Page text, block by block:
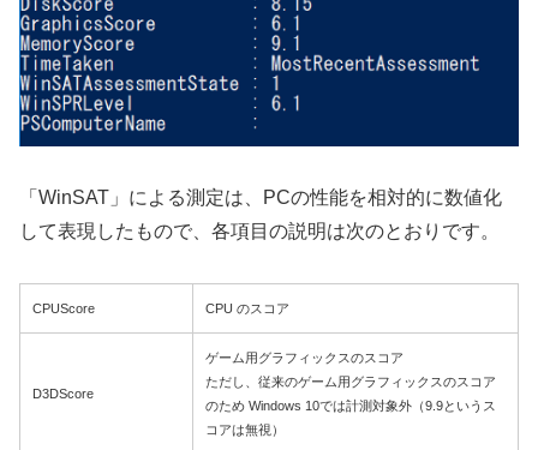
「WinSAT」による測定は、PCの性能を相対的に数値化
して表現したもので、各項目の説明は次のとおりです。
CPUScore CPU のスコア
D3DScore
ゲーム用グラフィックスのスコア
ただし、従来のゲーム用グラフィックスのスコア
のため Windows 10では計測対象外（9.9というス
コアは無視）